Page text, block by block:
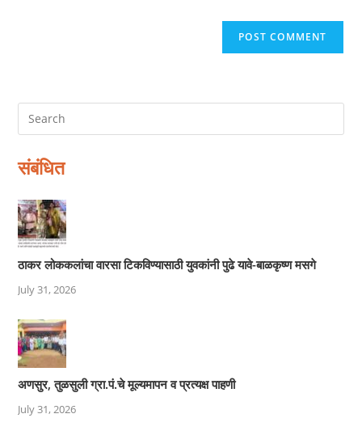
संबंधित
ठाकर लोककलांचा वारसा टिकविण्यासाठी युवकांनी पुढे यावे-बाळकृष्ण मसगे
July 31, 2026
अणसुर, तुळसुली ग्रा.पं.चे मूल्यमापन व प्रत्यक्ष पाहणी
July 31, 2026